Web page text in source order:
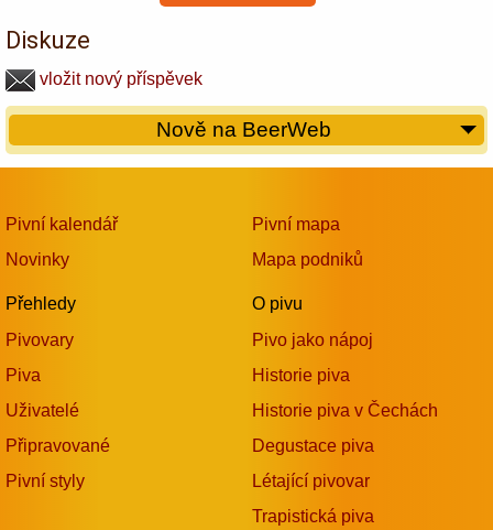
Diskuze
vložit nový příspěvek
Nově na BeerWeb
Pivní kalendář
Novinky
Přehledy
Pivovary
Piva
Uživatelé
Připravované
Pivní styly
Pivní mapa
Mapa podniků
O pivu
Pivo jako nápoj
Historie piva
Historie piva v Čechách
Degustace piva
Létající pivovar
Trapistická piva